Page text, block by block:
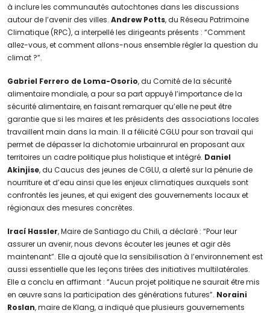
à inclure les communautés autochtones dans les discussions
autour de l’avenir des villes. Andrew Potts, du Réseau Patrimoine
Climatique (RPC), a interpellé les dirigeants présents : “Comment
allez-vous, et comment allons-nous ensemble régler la question du
climat ?”.
Gabriel Ferrero de Loma-Osorio, du Comité de la sécurité
alimentaire mondiale, a pour sa part appuyé l’importance de la
sécurité alimentaire, en faisant remarquer qu’elle ne peut être
garantie que si les maires et les présidents des associations locales
travaillent main dans la main. Il a félicité CGLU pour son travail qui
permet de dépasser la dichotomie urbainrural en proposant aux
territoires un cadre politique plus holistique et intégré. Daniel
Akinjise, du Caucus des jeunes de CGLU, a alerté sur la pénurie de
nourriture et d’eau ainsi que les enjeux climatiques auxquels sont
confrontés les jeunes, et qui exigent des gouvernements locaux et
régionaux des mesures concrètes.
Irací Hassler, Maire de Santiago du Chili, a déclaré : “Pour leur
assurer un avenir, nous devons écouter les jeunes et agir dès
maintenant”. Elle a ajouté que la sensibilisation à l’environnement est
aussi essentielle que les leçons tirées des initiatives multilatérales.
Elle a conclu en affirmant : “Aucun projet politique ne saurait être mis
en œuvre sans la participation des générations futures”. Noraini
Roslan, maire de Klang, a indiqué que plusieurs gouvernements